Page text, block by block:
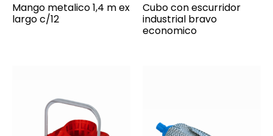
Mango metalico 1,4 m ex
largo c/12
Cubo con escurridor
industrial bravo
economico